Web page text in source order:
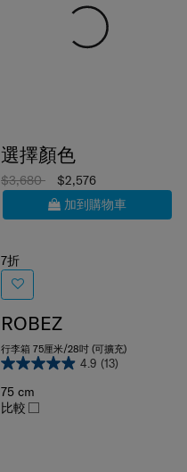
$3,680
$2,576
加到購物車
ROBEZ
行李箱 75厘米/28吋 (可擴充)
4.9 (13)
75 cm
比較